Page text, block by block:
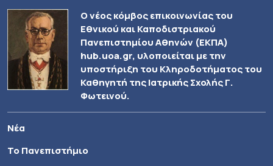
Ο νέος κόμβος επικοινωνίας του
Εθνικού και Καποδιστριακού
Πανεπιστημίου Αθηνών (ΕΚΠΑ)
hub.uoa.gr, υλοποιείται με την
υποστήριξη του Κληροδοτήματος του
Καθηγητή της Ιατρικής Σχολής Γ.
Φωτεινού.
Νέα
Το Πανεπιστήμιο